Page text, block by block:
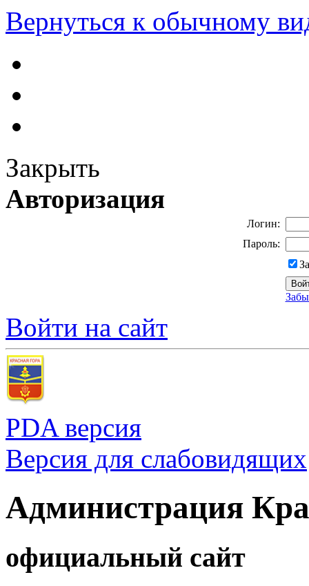
Вернуться к обычному
Закрыть
Авторизация
Логин:
Пароль:
Войти на сайт
PDA версия
Версия для слабовидящих
Администрация
официальный сайт